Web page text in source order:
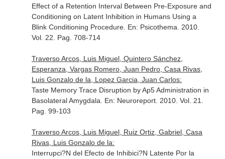
Effect of a Retention Interval Between Pre-Exposure and
Conditioning on Latent Inhibition in Humans Using a
Blink Conditioning Procedure. En: Psicothema . 2010.
Vol. 22. Pag. 708-714
Traverso Arcos, Luis Miguel, Quintero Sánchez,
Esperanza, Vargas Romero, Juan Pedro, Casa Rivas,
Luis Gonzalo de la, Lopez Garcia, Juan Carlos:
Taste Memory Trace Disruption by Ap5 Administration in
Basolateral Amygdala. En: Neuroreport. 2010. Vol. 21.
Pag. 99-103
Traverso Arcos, Luis Miguel, Ruiz Ortiz, Gabriel, Casa
Rivas, Luis Gonzalo de la:
Interrupci?N del Efecto de Inhibici?N Latente Por la